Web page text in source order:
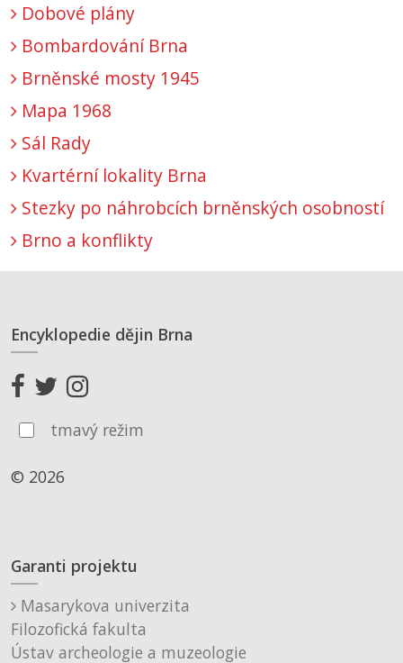
Dobové plány
Bombardování Brna
Brněnské mosty 1945
Mapa 1968
Sál Rady
Kvartérní lokality Brna
Stezky po náhrobcích brněnských osobností
Brno a konflikty
Encyklopedie dějin Brna
tmavý režim
© 2026
Garanti projektu
Masarykova univerzita
Filozofická fakulta
Ústav archeologie a muzeologie